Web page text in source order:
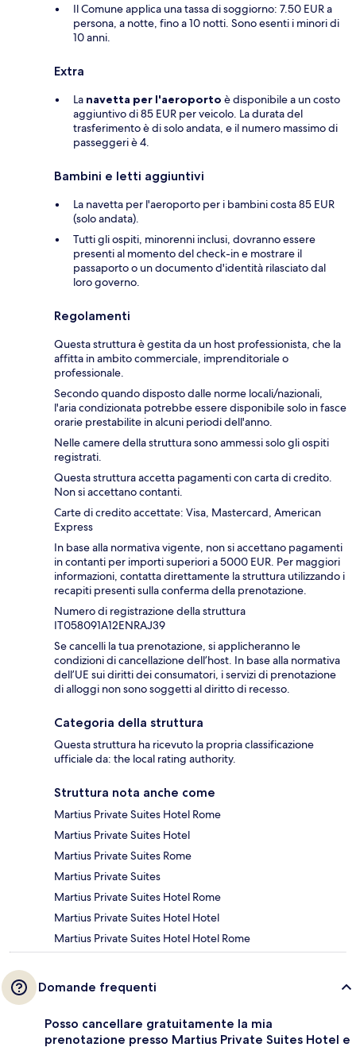
Il Comune applica una tassa di soggiorno: 7.50 EUR a
persona, a notte, fino a 10 notti. Sono esenti i minori di
10 anni.
Extra
La navetta per l'aeroporto è disponibile a un costo
aggiuntivo di 85 EUR per veicolo. La durata del
trasferimento è di solo andata, e il numero massimo di
passeggeri è 4.
Bambini e letti aggiuntivi
La navetta per l'aeroporto per i bambini costa 85 EUR
(solo andata).
Tutti gli ospiti, minorenni inclusi, dovranno essere
presenti al momento del check-in e mostrare il
passaporto o un documento d'identità rilasciato dal
loro governo.
Regolamenti
Questa struttura è gestita da un host professionista, che la
affitta in ambito commerciale, imprenditoriale o
professionale.
Secondo quando disposto dalle norme locali/nazionali,
l'aria condizionata potrebbe essere disponibile solo in fasce
orarie prestabilite in alcuni periodi dell'anno.
Nelle camere della struttura sono ammessi solo gli ospiti
registrati.
Questa struttura accetta pagamenti con carta di credito.
Non si accettano contanti.
Carte di credito accettate: Visa, Mastercard, American
Express
In base alla normativa vigente, non si accettano pagamenti
in contanti per importi superiori a 5000 EUR. Per maggiori
informazioni, contatta direttamente la struttura utilizzando i
recapiti presenti sulla conferma della prenotazione.
Numero di registrazione della struttura
IT058091A12ENRAJ39
Se cancelli la tua prenotazione, si applicheranno le
condizioni di cancellazione dell’host. In base alla normativa
dell’UE sui diritti dei consumatori, i servizi di prenotazione
di alloggi non sono soggetti al diritto di recesso.
Categoria della struttura
Questa struttura ha ricevuto la propria classificazione
ufficiale da: the local rating authority.
Struttura nota anche come
Martius Private Suites Hotel Rome
Martius Private Suites Hotel
Martius Private Suites Rome
Martius Private Suites
Martius Private Suites Hotel Rome
Martius Private Suites Hotel Hotel
Martius Private Suites Hotel Hotel Rome
Domande frequenti
Posso cancellare gratuitamente la mia
prenotazione presso Martius Private Suites Hotel e